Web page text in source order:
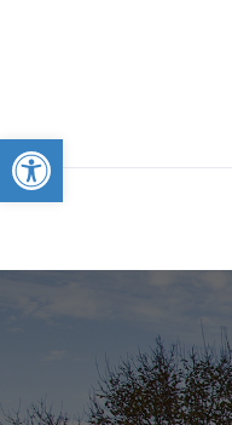
Open toolbar